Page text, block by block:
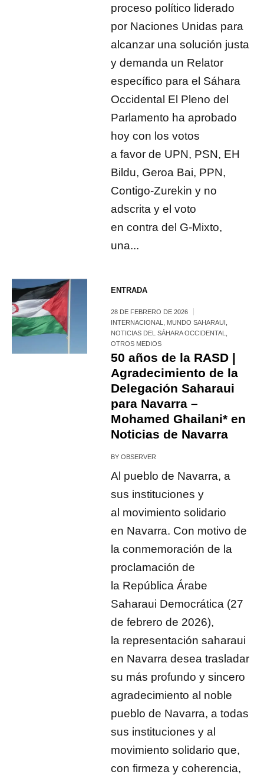
proceso político liderado
por Naciones Unidas para
alcanzar una solución justa
y demanda un Relator
específico para el Sáhara
Occidental El Pleno del
Parlamento ha aprobado
hoy con los votos
a favor de UPN, PSN, EH
Bildu, Geroa Bai, PPN,
Contigo-Zurekin y no
adscrita y el voto
en contra del G-Mixto,
una...
ENTRADA
28 DE FEBRERO DE 2026
INTERNACIONAL
MUNDO SAHARAUI
NOTICIAS DEL SÁHARA OCCIDENTAL
OTROS MEDIOS
50 años de la RASD |
Agradecimiento de la
Delegación Saharaui
para Navarra –
Mohamed Ghailani* en
Noticias de Navarra
BYOBSERVER
Al pueblo de Navarra, a
sus instituciones y
al movimiento solidario
en Navarra. Con motivo de
la conmemoración de la
proclamación de
la República Árabe
Saharaui Democrática (27
de febrero de 2026),
la representación saharaui
en Navarra desea trasladar
su más profundo y sincero
agradecimiento al noble
pueblo de Navarra, a todas
sus instituciones y al
movimiento solidario que,
con firmeza y coherencia,